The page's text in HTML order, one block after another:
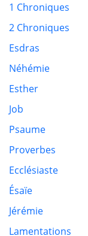
1 Chroniques
2 Chroniques
Esdras
Néhémie
Esther
Job
Psaume
Proverbes
Ecclésiaste
Ésaïe
Jérémie
Lamentations